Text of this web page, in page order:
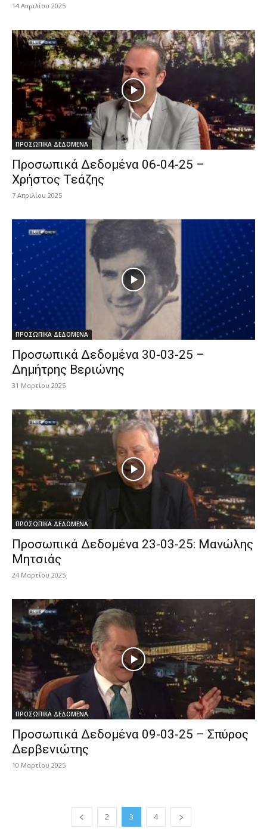
14 Απριλίου 2025
ΠΡΟΣΩΠΙΚΑ ΔΕΔΟΜΕΝΑ
Προσωπικά Δεδομένα 06-04-25 –
Χρήστος Τεάζης
7 Απριλίου 2025
ΠΡΟΣΩΠΙΚΑ ΔΕΔΟΜΕΝΑ
Προσωπικά Δεδομένα 30-03-25 –
Δημήτρης Βεριώνης
31 Μαρτίου 2025
ΠΡΟΣΩΠΙΚΑ ΔΕΔΟΜΕΝΑ
Προσωπικά Δεδομένα 23-03-25: Μανώλης
Μητσιάς
24 Μαρτίου 2025
ΠΡΟΣΩΠΙΚΑ ΔΕΔΟΜΕΝΑ
Προσωπικά Δεδομένα 09-03-25 – Σπύρος
Δερβενιώτης
10 Μαρτίου 2025
2 3 4